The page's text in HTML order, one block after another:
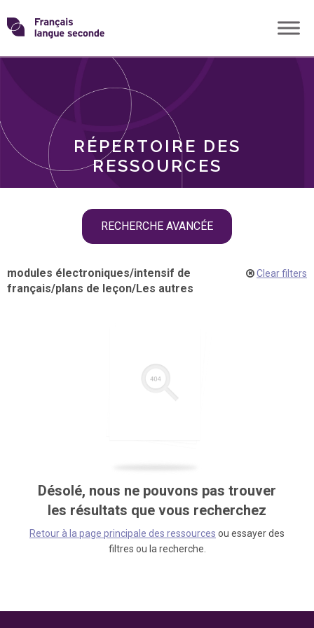
Skip
toTransformons
langue
RÉPERTOIRE DES
RESSOURCES
RECHERCHE AVANCÉE
THÈMES
modules électroniques/intensif de
français/plans de leçon/Les autres
Clear filters
Désolé, nous ne pouvons pas trouver
les résultats que vous recherchez
Retour à la page principale des ressources ou essayer des
filtres ou la recherche.